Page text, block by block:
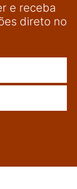
e receba
direto no